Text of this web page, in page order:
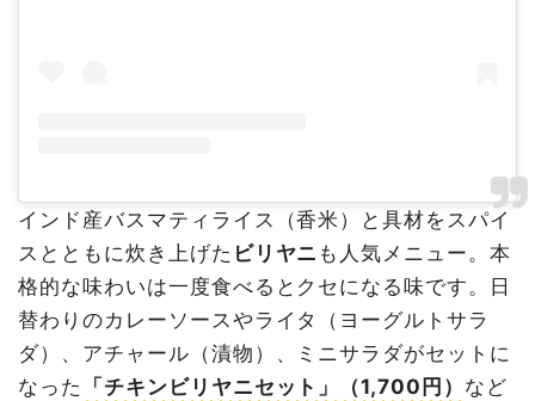
インド産バスマティライス（香米）と具材をスパイ
スとともに炊き上げた ビリヤニ も人気メニュー。本
格的な味わいは一度食べるとクセになる味です。日
替わりのカレーソースやライタ（ヨーグルトサラ
ダ）、アチャール（漬物）、ミニサラダがセットに
なった
「チキンビリヤニセット」（1,700円） など